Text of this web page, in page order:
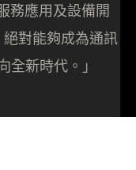
務應用及設備開
對能夠成為通訊
新時代。」